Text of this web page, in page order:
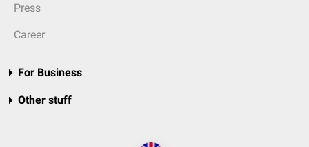
Press
Career
For Business
Other stuff